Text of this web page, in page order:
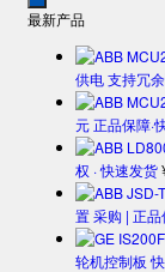
最新产品
供电 支持冗
元 正品保障·
权 · 快速发货
置 采购 | 正品
轮机控制板